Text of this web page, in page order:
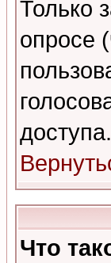
Только
опросе
доступа.
Что